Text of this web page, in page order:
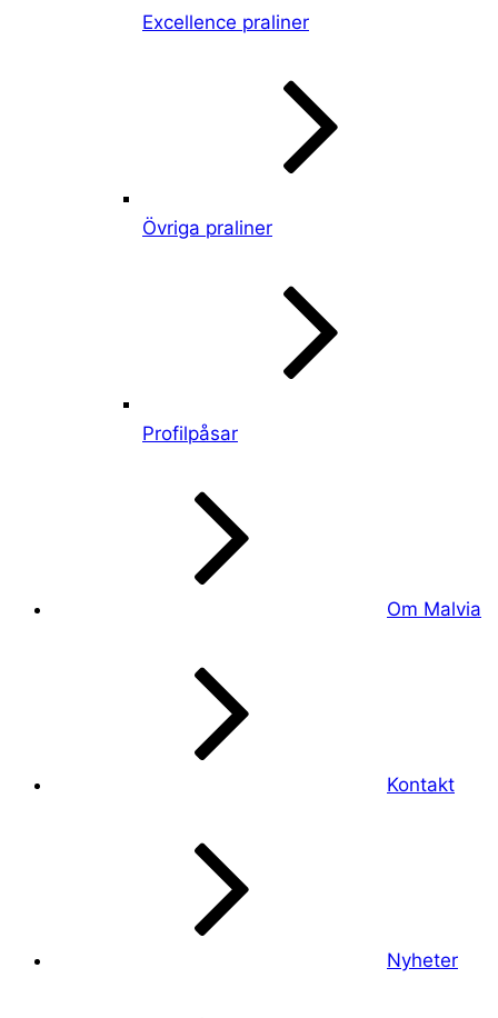
Excellence praliner
Övriga praliner
Profilpåsar
Om Malvia
Kontakt
Nyheter